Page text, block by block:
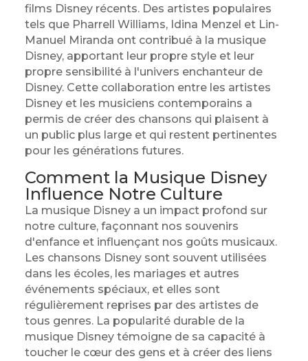
films Disney récents. Des artistes populaires
tels que Pharrell Williams, Idina Menzel et Lin-
Manuel Miranda ont contribué à la musique
Disney, apportant leur propre style et leur
propre sensibilité à l'univers enchanteur de
Disney. Cette collaboration entre les artistes
Disney et les musiciens contemporains a
permis de créer des chansons qui plaisent à
un public plus large et qui restent pertinentes
pour les générations futures.
Comment la Musique Disney
Influence Notre Culture
La musique Disney a un impact profond sur
notre culture, façonnant nos souvenirs
d'enfance et influençant nos goûts musicaux.
Les chansons Disney sont souvent utilisées
dans les écoles, les mariages et autres
événements spéciaux, et elles sont
régulièrement reprises par des artistes de
tous genres. La popularité durable de la
musique Disney témoigne de sa capacité à
toucher le cœur des gens et à créer des liens